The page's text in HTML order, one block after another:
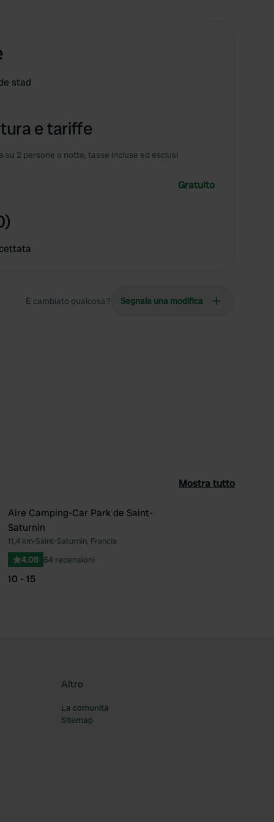
stad
e tariffe
su 2 persone a notte, tasse incluse ed esclusi
Gratuito
È cambiato qualcosa? Segnala una modifica
Mostra tutto
Aire Camping-Car Park de Saint-
Saturnin
11,4 km•Saint-Saturnin, Francia
4.08 64 recensioni
10 - 15
Altro
La comunità
Sitemap